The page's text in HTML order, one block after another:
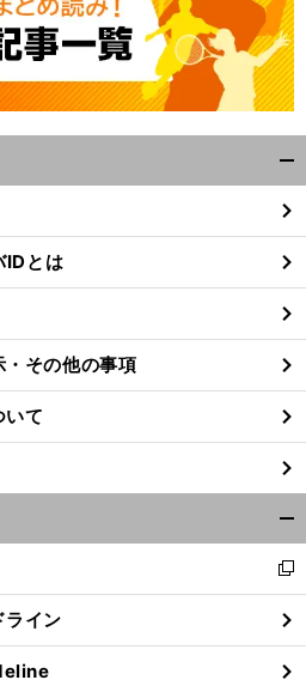
閉
る
IDとは
その他の事項
いて
閉
る
新
し
い
ウ
ィ
ライン